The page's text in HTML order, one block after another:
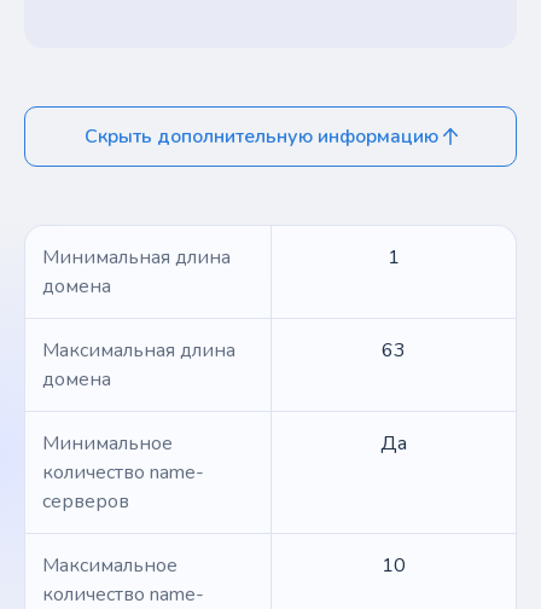
Скрыть дополнительную информацию
Минимальная длина
домена
1
Максимальная длина
домена
63
Минимальное
количество name-
серверов
Да
Максимальное
количество name-
10